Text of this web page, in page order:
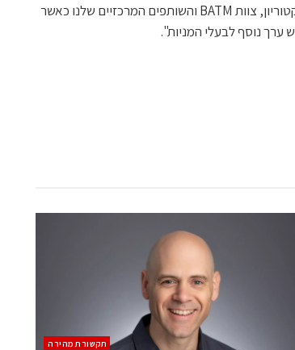
עתידית. אני מצפה לעבוד בשיתוף פעולה הדוק עם הדירקטוריון, צוות BATM והשותפים המרכזיים שלנו כאשר
ערך נוסף לבעלי המניות".
תקשורת מהירה